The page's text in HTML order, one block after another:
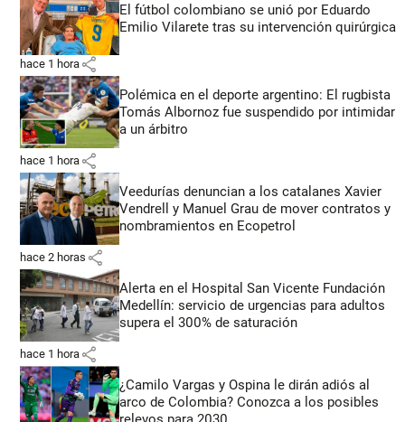
El fútbol colombiano se unió por Eduardo
Emilio Vilarete tras su intervención quirúrgica
hace 1 hora share
Polémica en el deporte argentino: El rugbista
Tomás Albornoz fue suspendido por intimidar
a un árbitro
hace 1 hora share
Veedurías denuncian a los catalanes Xavier
Vendrell y Manuel Grau de mover contratos y
nombramientos en Ecopetrol
hace 2 horas share
Alerta en el Hospital San Vicente Fundación
Medellín: servicio de urgencias para adultos
supera el 300% de saturación
hace 1 hora share
¿Camilo Vargas y Ospina le dirán adiós al
arco de Colombia? Conozca a los posibles